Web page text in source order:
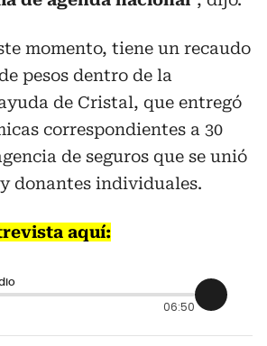
momento, tiene un recaudo
pesos dentro de la
de Cristal, que entregó
correspondientes a 30
de seguros que se unió
donantes individuales.
aquí:
06:50